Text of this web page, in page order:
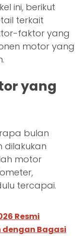
ini, berikut
terkait
faktor yang
motor yang
yang
bulan
dilakukan
motor
tercapai.
Resmi
dengan Bagasi